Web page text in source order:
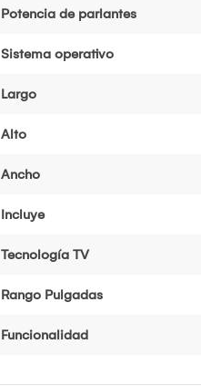
Potencia de parlantes
Sistema operativo
Largo
Alto
Ancho
Incluye
Tecnología TV
Rango Pulgadas
Funcionalidad